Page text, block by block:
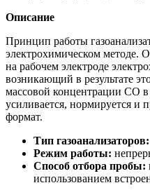
Описание
Принцип работы
электрохимическом методе.
на рабочем электроде
возникающий в результате
массовой концентрации СО
усиливается, нормируется и
формат.
Тип газоанализаторов:
Режим работы:
Способ отбора пробы:
использованием